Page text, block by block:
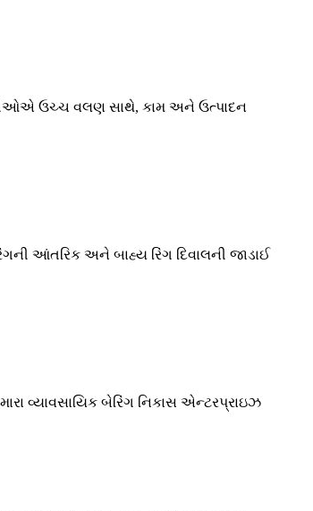
ઉચ્ચ વલણ સાથે, કામ અને ઉત્પાદન
આંતરિક અને બાહ્ય રિંગ દિવાલની જાડાઈ
વ્યાવસાયિક બેરિંગ નિકાસ એન્ટરપ્રાઇઝ